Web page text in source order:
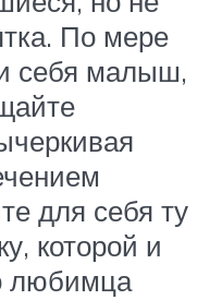
По мере
себя малыш,
для себя ту
которой и
любимца